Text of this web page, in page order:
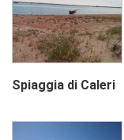
Spiaggia di Caleri